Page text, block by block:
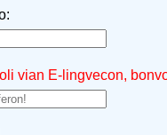
vian E-lingvecon,